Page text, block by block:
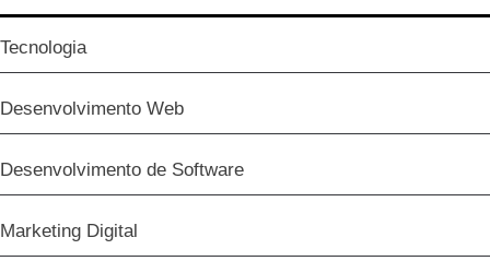
Tecnologia
Desenvolvimento Web
Desenvolvimento de Software
Marketing Digital